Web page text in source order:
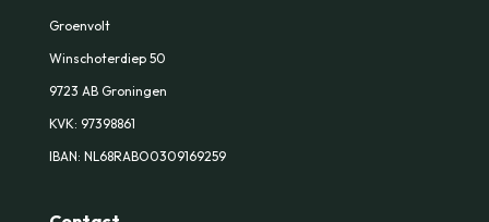
Groenvolt
Winschoterdiep 50
9723 AB Groningen
KVK: 97398861
IBAN: NL68RABO0309169259